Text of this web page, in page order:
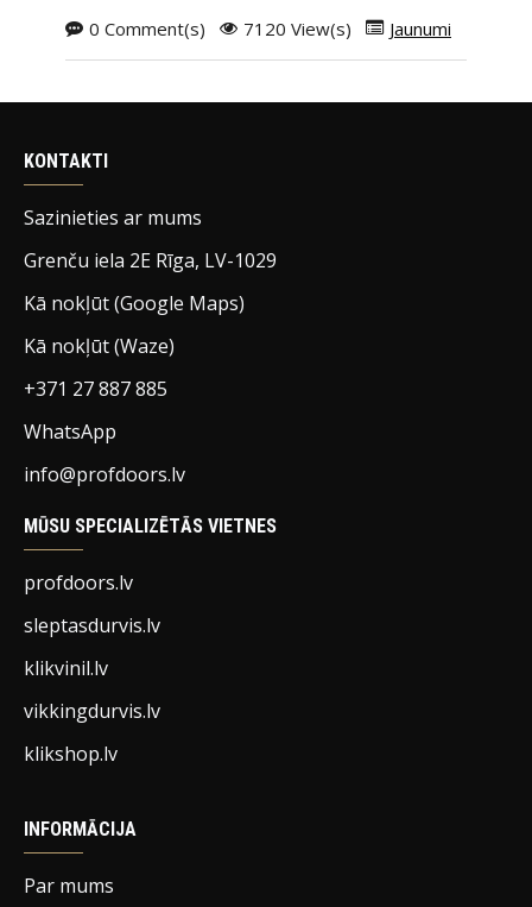
0 Comment(s) 7120 View(s) Jaunumi
KONTAKTI
Sazinieties ar mums
Grenču iela 2E Rīga, LV-1029
Kā nokļūt (Google Maps)
Kā nokļūt (Waze)
+371 27 887 885
WhatsApp
info@profdoors.lv
MŪSU SPECIALIZĒTĀS VIETNES
profdoors.lv
sleptasdurvis.lv
klikvinil.lv
vikkingdurvis.lv
klikshop.lv
INFORMĀCIJA
Par mums